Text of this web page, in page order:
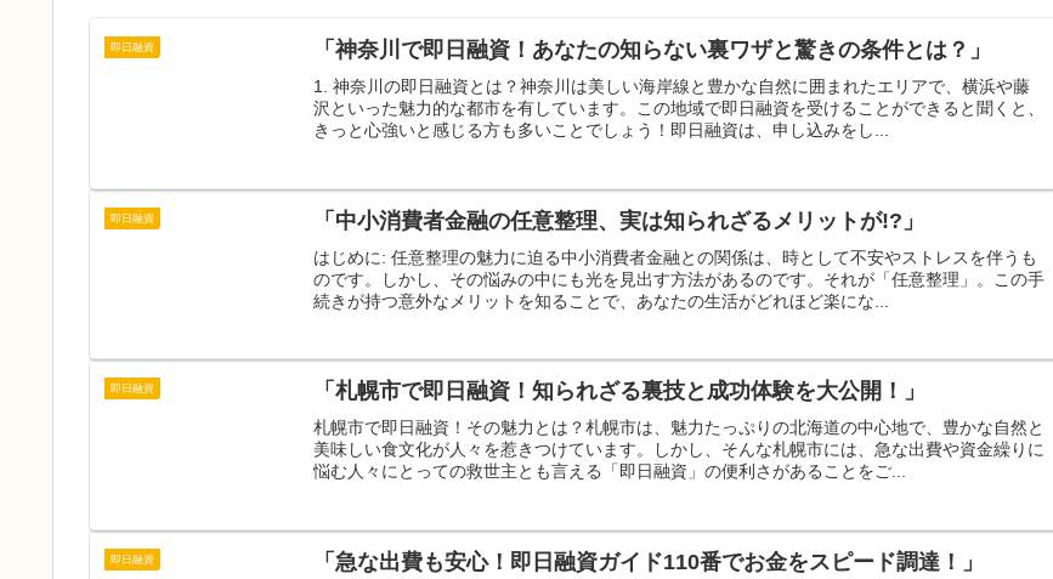
即日融資 「神奈川で即日融資！あなたの知らない裏ワザと驚きの条件とは？」
1. 神奈川の即日融資とは？神奈川は美しい海岸線と豊かな自然に囲まれたエリアで、横浜や藤
沢といった魅力的な都市を有しています。この地域で即日融資を受けることができると聞くと、
きっと心強いと感じる方も多いことでしょう！即日融資は、申し込みをし...
即日融資 「中小消費者金融の任意整理、実は知られざるメリットが!?」
はじめに: 任意整理の魅力に迫る中小消費者金融との関係は、時として不安やストレスを伴うも
のです。しかし、その悩みの中にも光を見出す方法があるのです。それが「任意整理」。この手
続きが持つ意外なメリットを知ることで、あなたの生活がどれほど楽にな...
即日融資 「札幌市で即日融資！知られざる裏技と成功体験を大公開！」
札幌市で即日融資！その魅力とは？札幌市は、魅力たっぷりの北海道の中心地で、豊かな自然と
美味しい食文化が人々を惹きつけています。しかし、そんな札幌市には、急な出費や資金繰りに
悩む人々にとっての救世主とも言える「即日融資」の便利さがあることをご...
即日融資 「急な出費も安心！即日融資ガイド110番でお金をスピード調達！」